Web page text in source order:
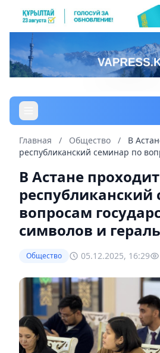
Главная / Общество /
В
республиканский семинар по
В Астане проходит
республиканский
вопросам
символов и
Общество 05.12.2025, 16:29